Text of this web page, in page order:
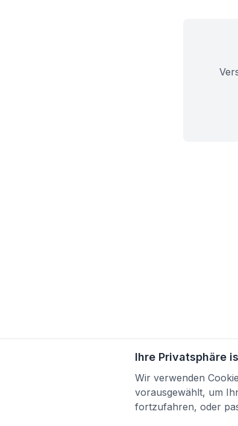
Ihre Privatsphäre
Wir verwenden
vorausgewählt, um
fortzufahren, oder